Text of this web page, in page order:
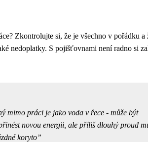
Zkontrolujte si, že je všechno v pořádku a
nedoplatky. S pojišťovnami není radno si
mimo práci je jako voda v řece - může být
novou energii, ale příliš dlouhý proud
koryto